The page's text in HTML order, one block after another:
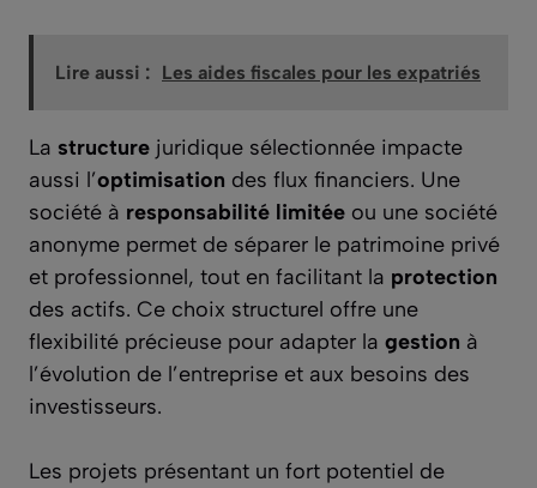
Lire aussi : Les aides fiscales pour les expatriés
La structure juridique sélectionnée impacte
aussi l’optimisation des flux financiers. Une
société à responsabilité limitée ou une société
anonyme permet de séparer le patrimoine privé
et professionnel, tout en facilitant la protection
des actifs. Ce choix structurel offre une
flexibilité précieuse pour adapter la gestion à
l’évolution de l’entreprise et aux besoins des
investisseurs.
Les projets présentant un fort potentiel de